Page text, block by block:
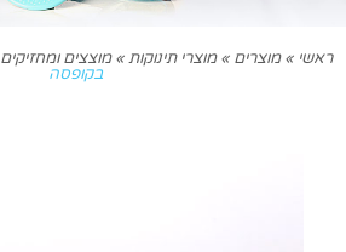
ראשי » מוצרים » מוצרי תינוקות» מוצצים ומחזיקים
בקופסה